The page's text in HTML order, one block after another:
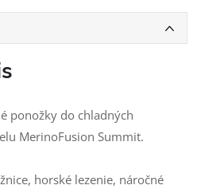
ponožky do chladných
MerinoFusion Summit.
horské lezenie, náročné